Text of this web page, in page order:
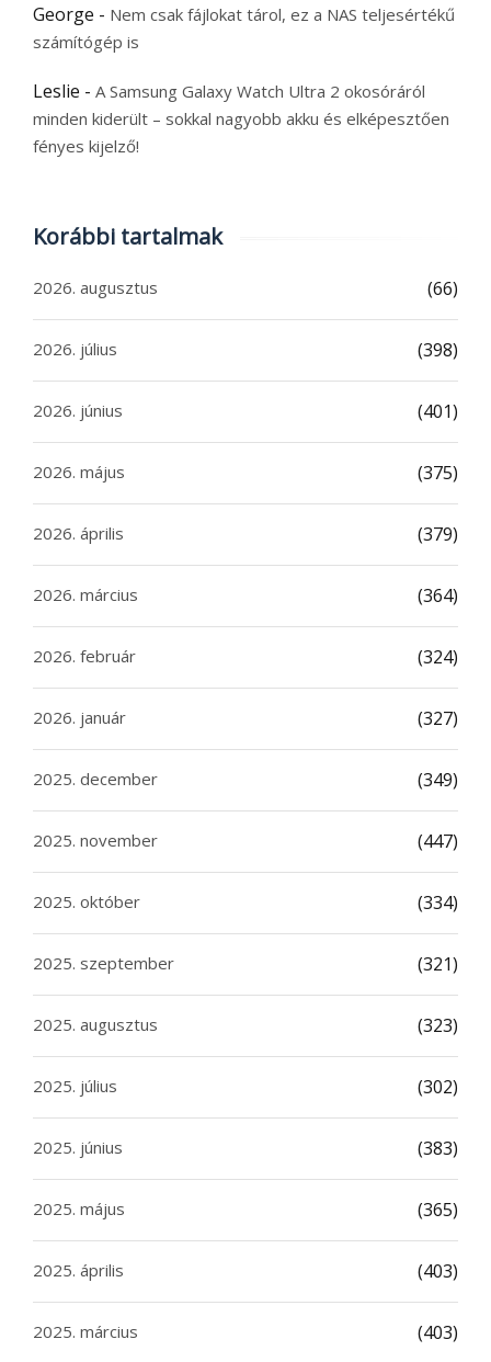
George - Nem csak fájlokat tárol, ez a NAS teljesértékű
számítógép is
Leslie - A Samsung Galaxy Watch Ultra 2 okosóráról
minden kiderült – sokkal nagyobb akku és elképesztően
fényes kijelző!
Korábbi tartalmak
2026. augusztus (66)
2026. július (398)
2026. június (401)
2026. május (375)
2026. április (379)
2026. március (364)
2026. február (324)
2026. január (327)
2025. december (349)
2025. november (447)
2025. október (334)
2025. szeptember (321)
2025. augusztus (323)
2025. július (302)
2025. június (383)
2025. május (365)
2025. április (403)
2025. március (403)